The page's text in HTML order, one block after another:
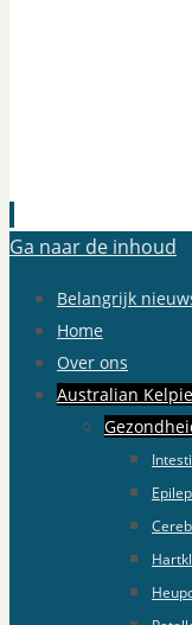
Ga naar de inhoud
Belangrijk
Home
Over ons
Australian Kelpie